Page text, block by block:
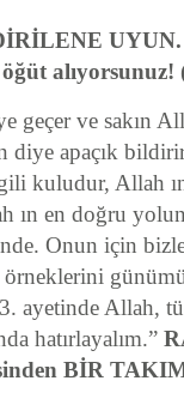
UYUN.
alıyorsunuz!
geçer ve sakın
diye apaçık
kuludur, Allah
ın en doğru
Onun için
ayetinde Allah,
hatırlayalım.”
BİR